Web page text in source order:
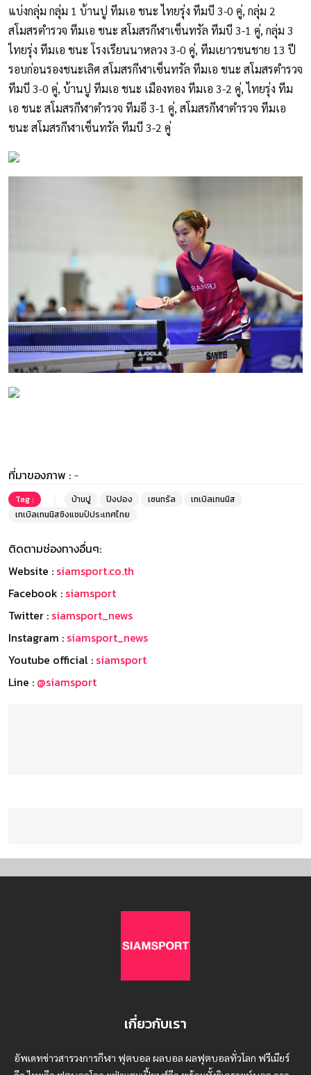
แบ่งกลุ่ม กลุ่ม 1 บ้านปู ทีมเอ ชนะ ไทยรุ่ง ทีมบี 3-0 คู่, กลุ่ม 2
สโมสรตำรวจ ทีมเอ ชนะ สโมสรกีฬาเซ็นทรัล ทีมบี 3-1 คู่, กลุ่ม 3
ไทยรุ่ง ทีมเอ ชนะ โรงเรียนนาหลวง 3-0 คู่, ทีมเยาวชนชาย 13 ปี
รอบก่อนรองชนะเลิศ สโมสรกีฬาเซ็นทรัล ทีมเอ ชนะ สโมสรตำรวจ
ทีมบี 3-0 คู่, บ้านปู ทีมเอ ชนะ เมืองทอง ทีมเอ 3-2 คู่, ไทยรุ่ง ทีม
เอ ชนะ สโมสรกีฬาตำรวจ ทีมอี 3-1 คู่, สโมสรกีฬาตำรวจ ทีมเอ
ชนะ สโมสรกีฬาเซ็นทรัล ทีมบี 3-2 คู่
ที่มาของภาพ : -
Tag : บ้านปู ปิงปอง เซนทรัล
เทเบิลเทนนิส
เทเบิลเทนนิสชิงแชมป์ประเทศไทย
ติดตามช่องทางอื่นๆ:
Website : siamsport.co.th
Facebook : siamsport
Twitter : siamsport_news
Instagram : siamsport_news
Youtube official : siamsport
Line : @siamsport
เกี่ยวกับเรา
อัพเดทข่าวสารวงการกีฬา ฟุตบอล ผลบอล ผลฟุตบอลทั่วโลก ฟรีเมียร์